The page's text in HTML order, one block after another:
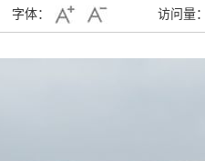
字体： 访问量：